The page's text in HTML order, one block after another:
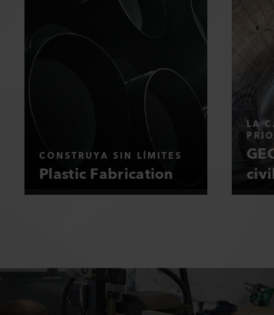
CONSTRUYA SIN LÍMITES
Plastic Fabrication
LA